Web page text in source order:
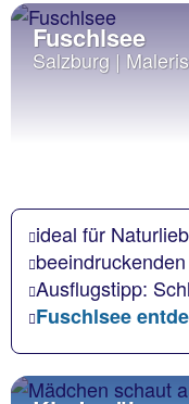
Fuschlsee
Salzburg |
ideal für
Ausflugstipp:
Fuschlsee